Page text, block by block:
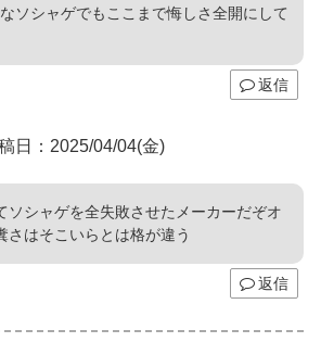
ソシャゲでもここまで悔しさ全開にして
返信
日：2025/04/04(金)
ソシャゲを全失敗させたメーカーだぞオ
さはそこいらとは格が違う
返信